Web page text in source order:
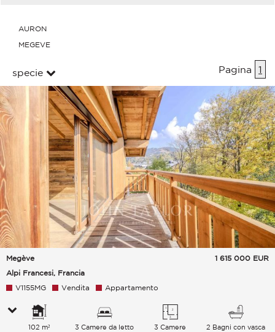
AURON
MEGEVE
specie Pagina 1
Megève
Alpi Francesi, Francia
1 615 000 EUR
V1155MG Vendita Appartamento
102 m² 3 Camere da letto 3 Camere 2 Bagni con vasca